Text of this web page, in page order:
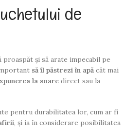
de
proaspăt și să arate impecabil pe
să îl păstrezi în apă cât mai
la soare direct sau la
pentru durabilitatea lor, cum ar fi
, și ia în considerare posibilitatea